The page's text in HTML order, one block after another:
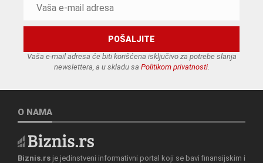
Vaša e-mail adresa će biti korišćena isključivo za potrebe slanja
newslettera, a u skladu sa Politikom privatnosti.
O NAMA
Biznis.rs je jedinstveni informativni portal koji se bavi finansijskim i